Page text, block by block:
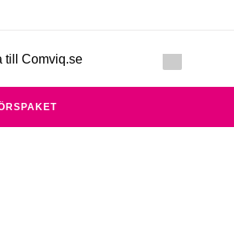
till Comviq.se